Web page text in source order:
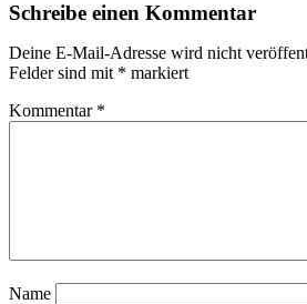
Schreibe einen Kommentar
Deine E-Mail-Adresse wird nicht
Felder sind mit * markiert
Kommentar *
Name